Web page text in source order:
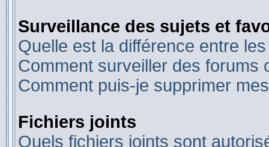
Surveillance des sujets et
Quelle est la différence entre
Comment surveiller des forums
Comment puis-je supprimer
Fichiers joints
Quels fichiers joints sont